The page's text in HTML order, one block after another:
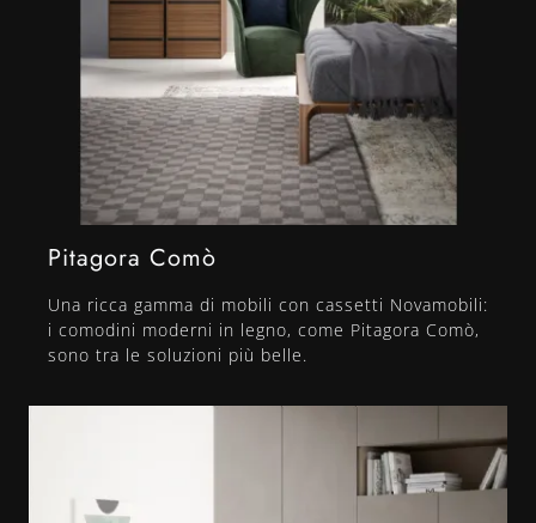
Pitagora Comò
Una ricca gamma di mobili con cassetti Novamobili:
i comodini moderni in legno, come Pitagora Comò,
sono tra le soluzioni più belle.